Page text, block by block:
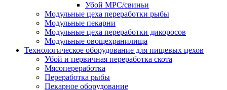
Убой МРС/свиньи
Модульные цеха переработки рыбы
Модульные пекарни
Модульные цеха переработки дикоросов
Модульные овощехранилища
Технологическое оборудование для пищевых цехов
Убой и первичная переработка скота
Мясопереработка
Переработка рыбы
Пекарное оборудование